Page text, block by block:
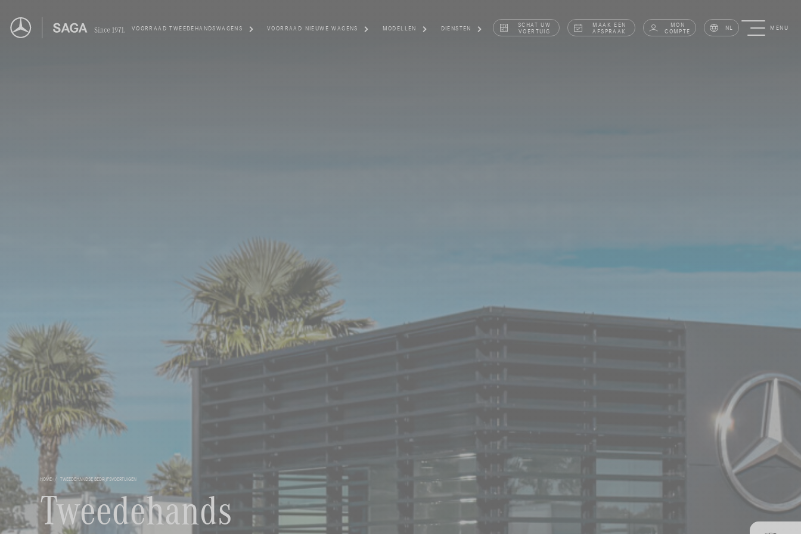
VOORRAAD TWEEDEHANDSWAGENS VOORRAAD NIEUWE WAGENS MODELLEN DIENSTEN SCHAT UW
VOERTUIG
MAAK EEN
AFSPRAAK
MON
COMPTE NL MENU
HOME TWEEDEHANDSE BEDRIJFSVOERTUIGEN
Tweedehands